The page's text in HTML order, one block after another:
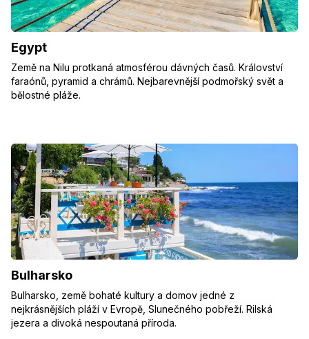
Egypt
Země na Nilu protkaná atmosférou dávných časů. Království
faraónů, pyramid a chrámů. Nejbarevnější podmořský svět a
bělostné pláže.
Bulharsko
Bulharsko, země bohaté kultury a domov jedné z
nejkrásnějších pláží v Evropě, Slunečného pobřeží. Rilská
jezera a divoká nespoutaná příroda.